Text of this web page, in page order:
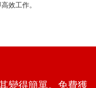
效工作。
變得簡單。免費獲